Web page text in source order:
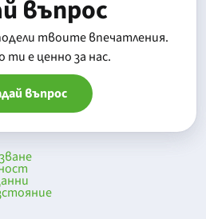
въпрос
твоите впечатления.
ти е ценно за нас.
въпрос